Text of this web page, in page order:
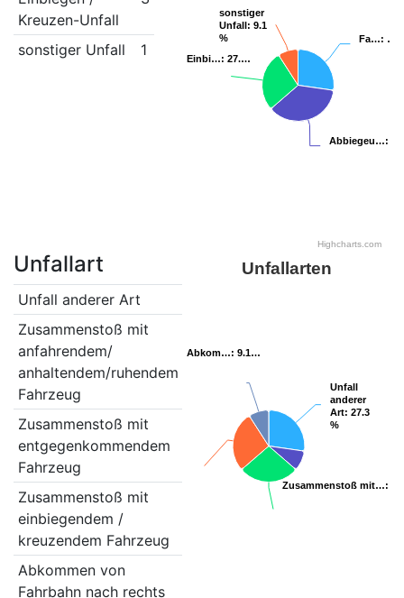
Kreuzen-Unfall
sonstiger Unfall 1
Fa…: …
Fa…: …
Abbiegeu…:
Abbiegeu…:
Einbi…: 27.…
Einbi…: 27.…
sonstiger
Unfall: 9.1
%
sonstiger
Unfall: 9.1
%
Highcharts.com
Unfallart
Unfall anderer Art
Zusammenstoß mit
anfahrendem/
anhaltendem/ruhendem
Fahrzeug
Zusammenstoß mit
entgegenkommendem
Fahrzeug
Zusammenstoß mit
einbiegendem /
kreuzendem Fahrzeug
Abkommen von
Fahrbahn nach rechts
Unfallarten
Unfall
anderer
Art: 27.3
%
Unfall
anderer
Art: 27.3
%
Zusammenstoß mit…:
Zusammenstoß mit…:
Abkom…: 9.1…
Abkom…: 9.1…